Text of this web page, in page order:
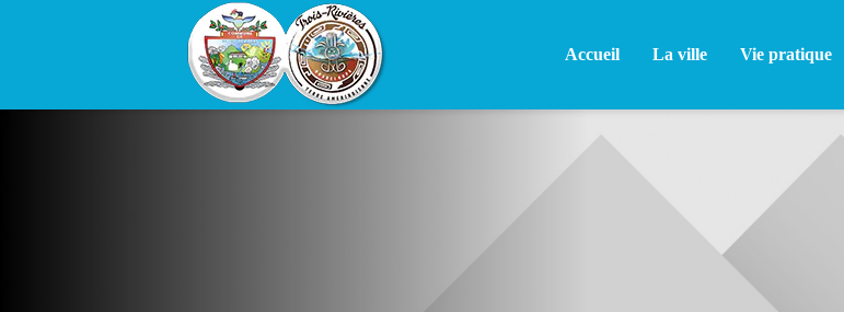
Accueil La ville Vie pratique